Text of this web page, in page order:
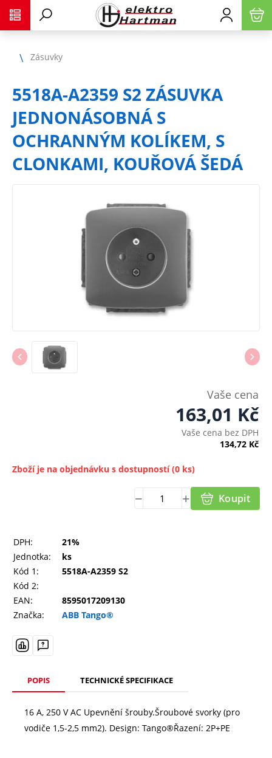
Zásuvky
5518A-A2359 S2 ZÁSUVKA
JEDNONÁSOBNÁ S
OCHRANNÝM KOLÍKEM, S
CLONKAMI, KOUŘOVÁ ŠEDÁ
Vaše cena
163,01 Kč
Vaše cena bez DPH
134,72 Kč
Zboží je na objednávku s dostupností(0 ks)
Koupit
DPH:
21%
Jednotka:
ks
Kód 1:
5518A-A2359 S2
Kód 2:
EAN:
8595017209130
Značka:
ABB Tango®
POPIS TECHNICKÉ SPECIFIKACE
16 A, 250 V AC Upevnění šrouby.Šroubové svorky (pro
vodiče 1,5-2,5 mm2). Design: Tango®Řazení: 2P+PE